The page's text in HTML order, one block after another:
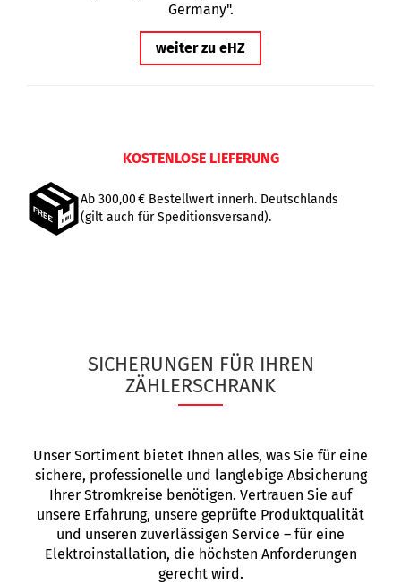
Germany".
weiter zu eHZ
KOSTENLOSE LIEFERUNG
Ab 300,00 € Bestellwert innerh. Deutschlands
(gilt auch für Speditionsversand).
SICHERUNGEN FÜR IHREN
ZÄHLERSCHRANK
Unser Sortiment bietet Ihnen alles, was Sie für eine
sichere, professionelle und langlebige Absicherung
Ihrer Stromkreise benötigen. Vertrauen Sie auf
unsere Erfahrung, unsere geprüfte Produktqualität
und unseren zuverlässigen Service – für eine
Elektroinstallation, die höchsten Anforderungen
gerecht wird.